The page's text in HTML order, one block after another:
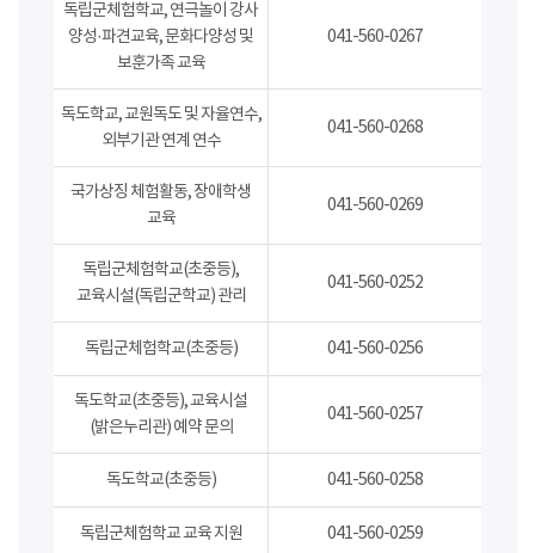
독립군체험학교, 연극놀이 강사
양성·파견교육, 문화다양성 및
보훈가족 교육
041-560-0267
독도학교, 교원독도 및 자율연수,
외부기관 연계 연수
041-560-0268
국가상징 체험활동, 장애학생
교육
041-560-0269
독립군체험학교(초중등),
교육시설(독립군학교) 관리
041-560-0252
독립군체험학교(초중등) 041-560-0256
독도학교(초중등), 교육시설
(밝은누리관) 예약 문의
041-560-0257
독도학교(초중등) 041-560-0258
독립군체험학교 교육 지원 041-560-0259